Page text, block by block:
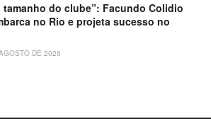
tamanho do clube”: Facundo Colidio
no Rio e projeta sucesso no
DE 2026